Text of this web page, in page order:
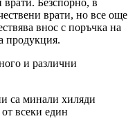
Безспорно, в
врати, но все още
внос с поръчка на
продукция.
и различни
са минали хиляди
всеки един